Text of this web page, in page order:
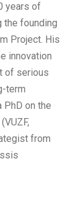
years of
the founding
Project. His
innovation
of serious
term
PhD on the
from